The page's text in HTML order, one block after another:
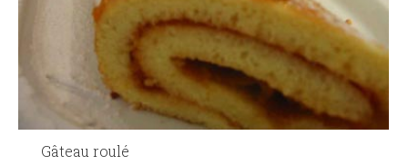
Gâteau roulé